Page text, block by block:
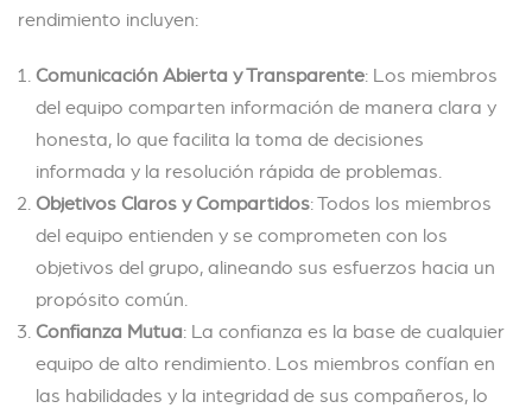
rendimiento incluyen:
Comunicación Abierta y Transparente: Los miembros
del equipo comparten información de manera clara y
honesta, lo que facilita la toma de decisiones
informada y la resolución rápida de problemas.
Objetivos Claros y Compartidos: Todos los miembros
del equipo entienden y se comprometen con los
objetivos del grupo, alineando sus esfuerzos hacia un
propósito común.
Confianza Mutua: La confianza es la base de cualquier
equipo de alto rendimiento. Los miembros confían en
las habilidades y la integridad de sus compañeros, lo